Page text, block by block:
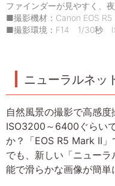
ファインダーが見やすく、
■撮影機材：Canon EOS
■撮影環境：F14 1/30秒
ニューラルネッ
自然風景の撮影で高感
ISO3200～6400ぐらい
か？「EOS R5 Mark II
でも、新しい「ニュー
能で滑らかな画像が簡単